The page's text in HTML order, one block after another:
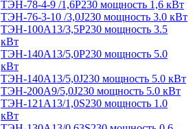
ТЭН-78-4-9 /1,6P230 мощность 1,6 кВт
ТЭН-76-3-10 /3,0J230 мощность 3.0 кВт
ТЭН-100А13/3,5Р230 мощность 3.5
кВт
ТЭН-140А13/5,0Р230 мощность 5.0
кВт
ТЭН-140А13/5,0J230 мощность 5.0 кВт
ТЭН-200А9/5,0J230 мощность 5.0 кВт
ТЭН-121А13/1,0S230 мощность 1.0
кВт